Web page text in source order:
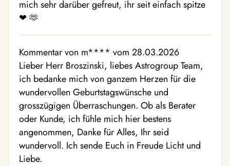
mich sehr darüber gefreut, ihr seit einfach spitze
❤ ️🫶
Kommentar von m**** vom 28.03.2026
Lieber Herr Broszinski, liebes Astrogroup Team,
ich bedanke mich von ganzem Herzen für die
wundervollen Geburtstagswünsche und
grosszügigen Überraschungen. Ob als Berater
oder Kunde, ich fühle mich hier bestens
angenommen, Danke für Alles, Ihr seid
wundervoll. Ich sende Euch in Freude Licht und
Liebe.